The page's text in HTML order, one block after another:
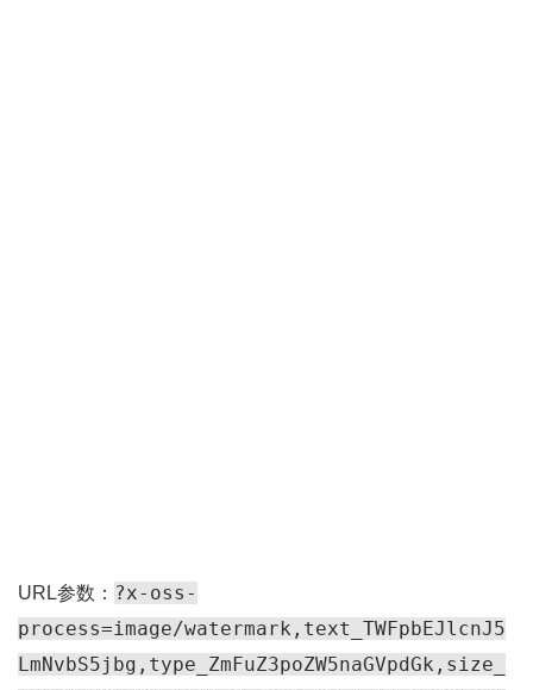
URL参数： ?x-oss-
process=image/watermark,text_TWFpbEJlcnJ5
LmNvbS5jbg,type_ZmFuZ3poZW5naGVpdGk,size_